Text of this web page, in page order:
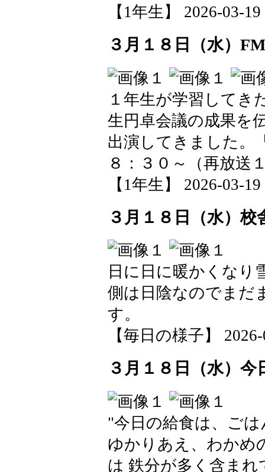
【1年生】 2026-03-
３月１８日（水）
１年生が学習してき
生円卓会議の成果を
出演してきました。
８：３０～（再放送
【1年生】 2026-03-
３月１８日（水）校
日に日に暖かくなり
側は日陰なのでまだ
す。
【毎日の様子】
３月１８日（水）今
"今日の給食は、ご
ゆかりあえ、わか
は 鉄分が多く含ま